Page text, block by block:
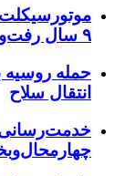
۹ سال رفت‌وبرگشت دارد
انتقال سلاح
خدمت‌رسانی